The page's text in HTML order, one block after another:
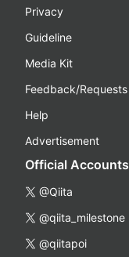
Privacy
Guideline
Media Kit
Feedback/Requests
Help
Advertisement
Official Accounts
@Qiita
@qiita_milestone
@qiitapoi